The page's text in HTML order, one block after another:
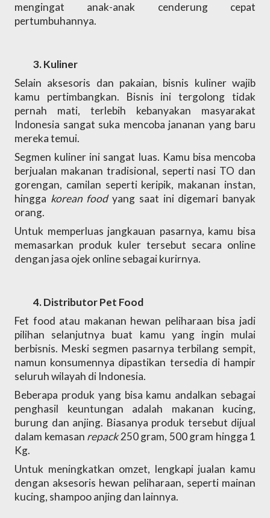
mengingat anak-anak cenderung cepat
pertumbuhannya.
Kuliner
Selain aksesoris dan pakaian, bisnis kuliner wajib
kamu pertimbangkan. Bisnis ini tergolong tidak
pernah mati, terlebih kebanyakan masyarakat
Indonesia sangat suka mencoba jananan yang baru
mereka temui.
Segmen kuliner ini sangat luas. Kamu bisa mencoba
berjualan makanan tradisional, seperti nasi TO dan
gorengan, camilan seperti keripik, makanan instan,
hingga korean food yang saat ini digemari banyak
orang.
Untuk memperluas jangkauan pasarnya, kamu bisa
memasarkan produk kuler tersebut secara online
dengan jasa ojek online sebagai kurirnya.
Distributor Pet Food
Fet food atau makanan hewan peliharaan bisa jadi
pilihan selanjutnya buat kamu yang ingin mulai
berbisnis. Meski segmen pasarnya terbilang sempit,
namun konsumennya dipastikan tersedia di hampir
seluruh wilayah di Indonesia.
Beberapa produk yang bisa kamu andalkan sebagai
penghasil keuntungan adalah makanan kucing,
burung dan anjing. Biasanya produk tersebut dijual
dalam kemasan repack 250 gram, 500 gram hingga 1
Kg.
Untuk meningkatkan omzet, lengkapi jualan kamu
dengan aksesoris hewan peliharaan, seperti mainan
kucing, shampoo anjing dan lainnya.